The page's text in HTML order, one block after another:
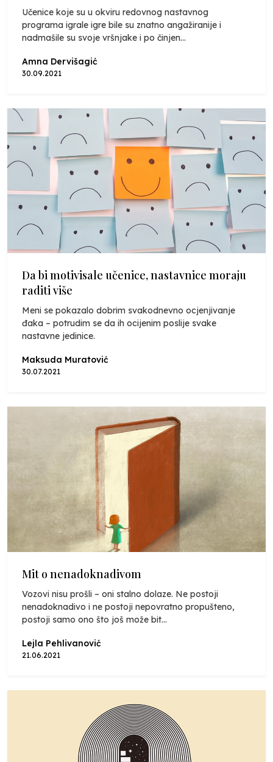
Učenice koje su u okviru redovnog nastavnog
programa igrale igre bile su znatno angažiranije i
nadmašile su svoje vršnjake i po činjen...
Amna Dervišagić
30.09.2021
Da bi motivisale učenice, nastavnice moraju
raditi više
Meni se pokazalo dobrim svakodnevno ocjenjivanje
đaka – potrudim se da ih ocijenim poslije svake
nastavne jedinice.
Maksuda Muratović
30.07.2021
Mit o nenadoknadivom
Vozovi nisu prošli – oni stalno dolaze. Ne postoji
nenadoknadivo i ne postoji nepovratno propušteno,
postoji samo ono što još može bit...
Lejla Pehlivanović
21.06.2021